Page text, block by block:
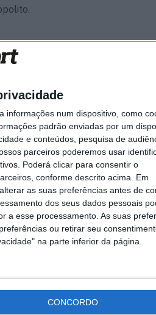
informações num dispositivo, como
padrão enviadas por um
e conteúdos, pesquisa de
parceiros poderemos usar
Poderá clicar para consentir o
conforme descrito acima. Em
as suas preferências antes de
dos seus dados pessoais
a esse processamento. As suas
ou retirar seu
na parte inferior da página.
CONCORDO
Bezzecchi
para correr
mesmo dito
pista.